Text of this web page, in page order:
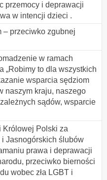
przemocy i deprawacji
w intencji dzieci .
– przeciwko zgubnej
w ramach
„Robimy to dla wszystkich
wsparcia sędziom
naszym kraju, naszego
sądów, wsparcie
Królowej Polski za
Jasnogórskich ślubów
prawa i deprawacji
przeciwko bierności
wobec zła LGBT i